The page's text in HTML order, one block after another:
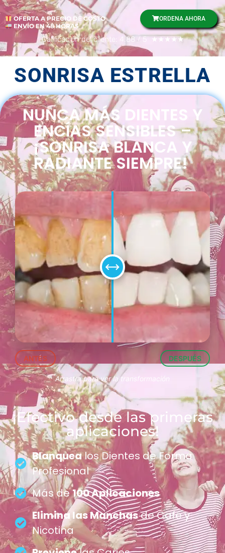
OFERTA A PRECIO DE COSTO
ENVÍO EN 48 HORAS
ORDENA AHORA
Calificación del cliente: 4.88 / 5 ★★★★★
SONRISA ESTRELLA
NUNCA MÁS DIENTES Y
ENCÍAS SENSIBLES –
¡SONRISA BLANCA Y
RADIANTE SIEMPRE!
⟷
ANTES DESPUÉS
Arrastra para ver la transformación
¡Efectivo desde las primeras
aplicaciones!
Blanquealos Dientes de Forma
Profesional
Más de100 Aplicaciones
Elimina las Manchasde Café y
Nicotina